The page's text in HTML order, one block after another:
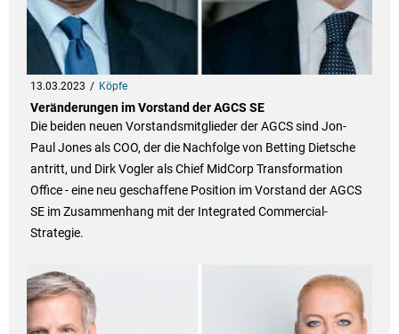
13.03.2023 Köpfe
Veränderungen im Vorstand der AGCS SE
Die beiden neuen Vorstandsmitglieder der AGCS sind Jon-
Paul Jones als COO, der die Nachfolge von Betting Dietsche
antritt, und Dirk Vogler als Chief MidCorp Transformation
Office - eine neu geschaffene Position im Vorstand der AGCS
SE im Zusammenhang mit der Integrated Commercial-
Strategie.